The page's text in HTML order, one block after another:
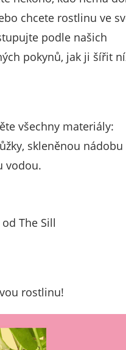
chcete rostlinu ve
podle našich
pokynů, jak ji šířit
všechny materiály:
skleněnou nádobu
vodou.
The Sill
rostlinu!